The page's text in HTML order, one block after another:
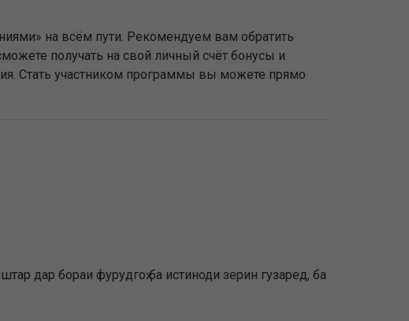
на всём пути. Рекомендуем вам обратить
получать на свой личный счёт бонусы и
Стать участником программы вы можете прямо
дар бораи фурудгоҳ ба истиноди зерин гузаред, ба